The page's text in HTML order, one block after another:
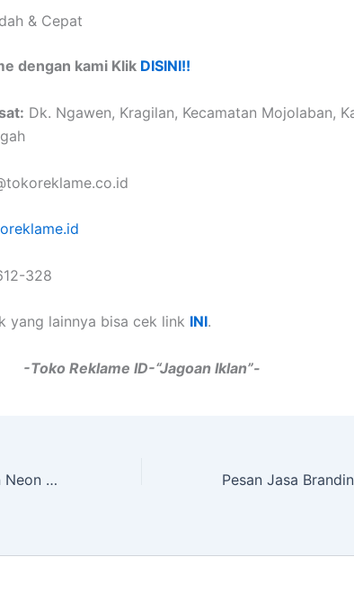
& Cepat
dengan kami Klik DISINI!!
Dk. Ngawen, Kragilan, Kecamatan Mojolaban,
328
yang lainnya bisa cek link INI.
-Toko Reklame ID-“Jagoan Iklan”-
Revisual Papan Nama dan Neon Box di Tasikmalaya Terdekat